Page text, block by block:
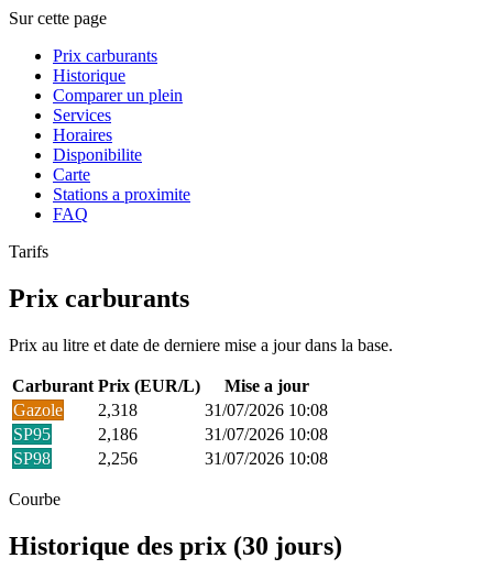
Sur cette page
Prix carburants
Historique
Comparer un plein
Services
Horaires
Disponibilite
Carte
Stations a proximite
FAQ
Tarifs
Prix carburants
Prix au litre et date de derniere mise a jour dans la base.
Carburant Prix (EUR/L)
Mise a jour
Gazole
2,318
31/07/2026 10:08
SP95
2,186
31/07/2026 10:08
SP98
2,256 31/07/2026 10:08
Courbe
Historique des prix (30 jours)